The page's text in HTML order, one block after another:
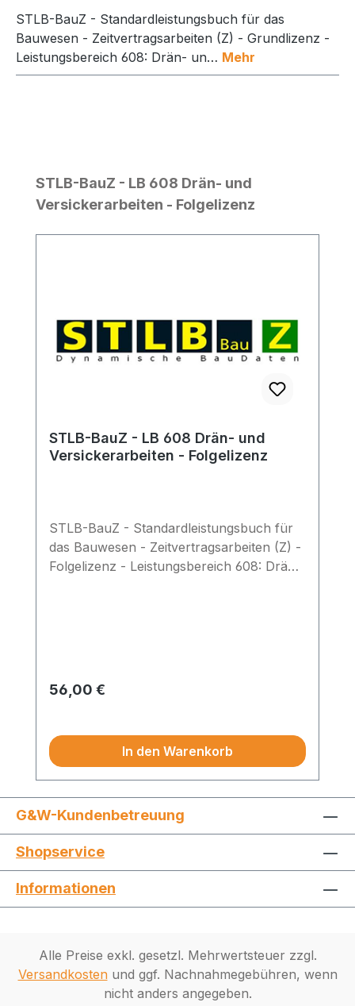
STLB-BauZ - Standardleistungsbuch für das
Bauwesen - Zeitvertragsarbeiten (Z) - Grundlizenz -
Leistungsbereich 608: Drän- un… Mehr
Produktgalerie überspringen
STLB-BauZ - LB 608 Drän- und
Versickerarbeiten - Folgelizenz
STLB-BauZ - LB 608 Drän- und
Versickerarbeiten - Folgelizenz
STLB-BauZ - Standardleistungsbuch für
das Bauwesen - Zeitvertragsarbeiten (Z) -
Folgelizenz - Leistungsbereich 608: Drän-
Regulärer Preis:
56,00 €
In den Warenkorb
G&W-Kundenbetreuung
Shopservice
Informationen
Alle Preise exkl. gesetzl. Mehrwertsteuer zzgl.
Versandkostenund ggf. Nachnahmegebühren, wenn
nicht anders angegeben.